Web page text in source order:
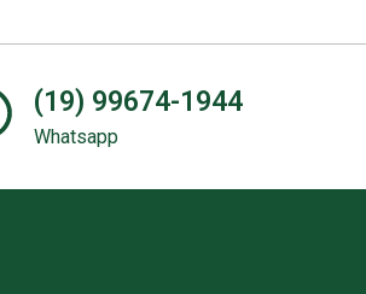
(19) 99674-1944
Whatsapp